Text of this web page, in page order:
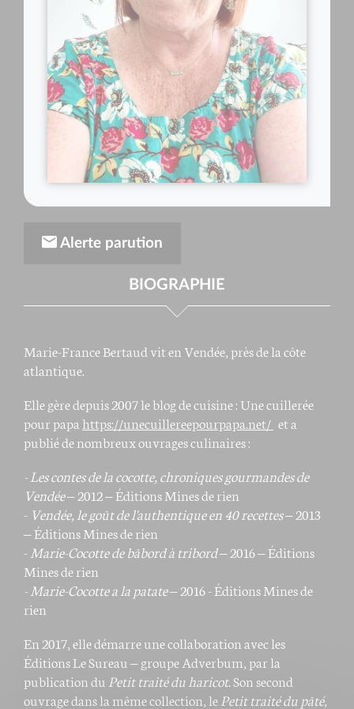
Alerte parution
BIOGRAPHIE
Marie-France Bertaud vit en Vendée, près de la côte
atlantique.
Elle gère depuis 2007 le blog de cuisine : Une cuillerée
pour papa https://unecuillereepourpapa.net/ et a
publié de nombreux ouvrages culinaires :
- Les contes de la cocotte, chroniques gourmandes de
Vendée– 2012 – Éditions Mines de rien
- Vendée, le goût de l'authentique en 40 recettes– 2013
– Éditions Mines de rien
- Marie-Cocotte de bâbord à tribord– 2016 – Éditions
Mines de rien
- Marie-Cocotte a la patate– 2016 - Éditions Mines de
rien
En 2017, elle démarre une collaboration avec les
Éditions Le Sureau – groupe Adverbum, par la
publication du Petit traité du haricot. Son second
ouvrage dans la même collection, le Petit traité du pâté,